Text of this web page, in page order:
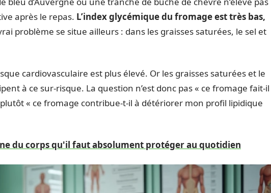
après le repas. L’index glycémique du fromage est très bas,
problème se situe ailleurs : dans les graisses saturées, le sel et
cardiovasculaire est plus élevé. Or les graisses saturées et le
à ce sur-risque. La question n’est donc pas « ce fromage fait-il
« ce fromage contribue-t-il à détériorer mon profil lipidique
du corps qu'il faut absolument protéger au quotidien